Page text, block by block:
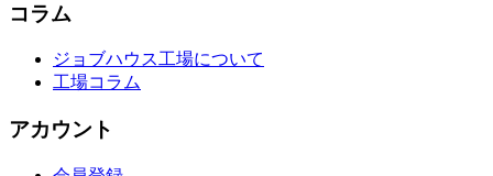
コラム
ジョブハウス工場について
工場コラム
アカウント